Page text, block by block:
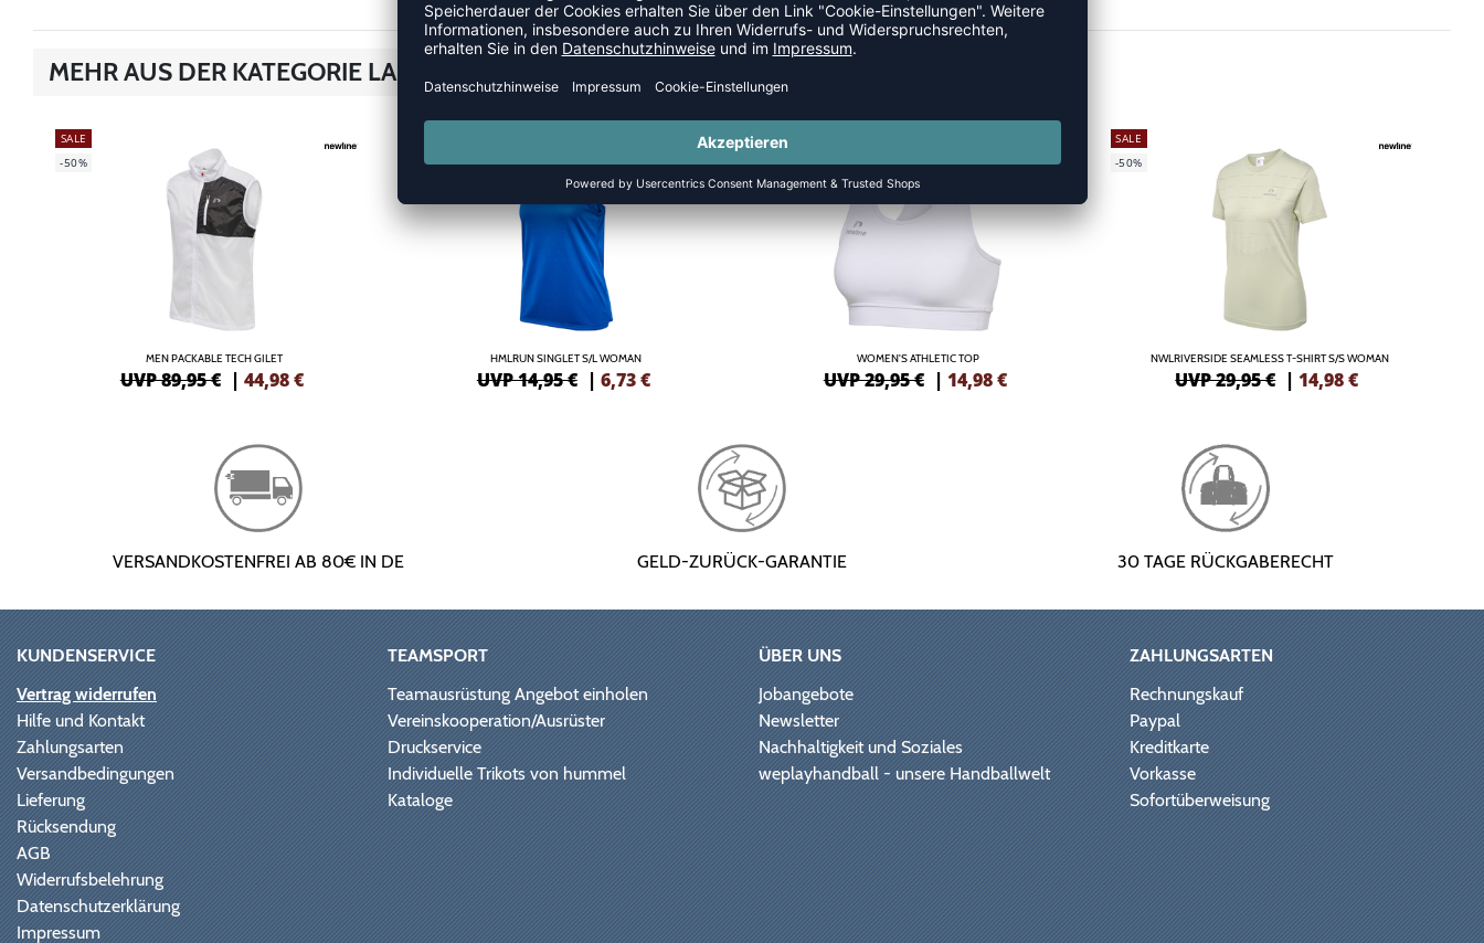
MEHR AUS DER KATEGORIE LAUFSHIRTS
SALE
-50%
MEN PACKABLE TECH GILET
UVP 89,95 € | 44,98€
-55%
HMLRUN SINGLET S/L WOMAN
UVP 14,95 € | 6,73€
SALE
-50%
WOMEN'S ATHLETIC TOP
UVP 29,95 € | 14,98€
SALE
-50%
NWLRIVERSIDE SEAMLESS T-SHIRT S/S WOMAN
UVP 29,95 € |14,98€
VERSANDKOSTENFREI AB 80€ IN DE GELD-ZURÜCK-GARANTIE 30 TAGE RÜCKGABERECHT
KUNDENSERVICE
Vertrag widerrufen
Hilfe und Kontakt
Zahlungsarten
Versandbedingungen
Lieferung
Rücksendung
AGB
Widerrufsbelehrung
Datenschutzerklärung
Impressum
TEAMSPORT
Teamausrüstung Angebot einholen
Vereinskooperation/Ausrüster
Druckservice
Individuelle Trikots von hummel
Kataloge
ÜBER UNS
Jobangebote
Newsletter
Nachhaltigkeit und Soziales
weplayhandball - unsere Handballwelt
ZAHLUNGSARTEN
Rechnungskauf
Paypal
Kreditkarte
Vorkasse
Sofortüberweisung